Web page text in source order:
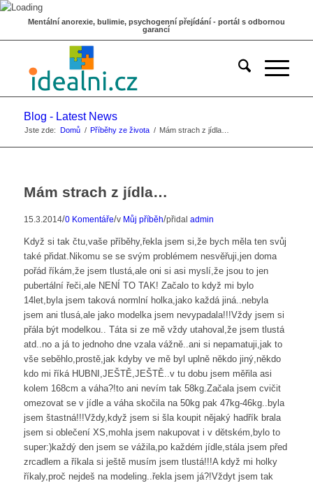
Mentální anorexie, bulimie, psychogenní přejídání - portál s odbornou
garancí
Blog - Latest News
Jste zde: Domů / Příběhy ze života / Mám strach z jídla…
Mám strach z jídla…
15.3.2014/0 Komentáře/v Můj příběh/přidal admin
Když si tak čtu,vaše příběhy,řekla jsem si,že bych měla ten svůj
také přidat.Nikomu se se svým problémem nesvěřuji,jen doma
pořád říkám,že jsem tlustá,ale oni si asi myslí,že jsou to jen
pubertální řeči,ale NENÍ TO TAK! Začalo to když mi bylo
14let,byla jsem taková normlní holka,jako každá jiná..nebyla
jsem ani tlusá,ale jako modelka jsem nevypadala!!!Vždy jsem si
přála být modelkou.. Táta si ze mě vždy utahoval,že jsem tlustá
atd..no a já to jednoho dne vzala vážně..ani si nepamatuji,jak to
vše seběhlo,prostě,jak kdyby ve mě byl uplně někdo jiný,někdo
kdo mi říká HUBNI,JEŠTĚ,JEŠTĚ..v tu dobu jsem měřila asi
kolem 168cm a váha?!to ani nevím tak 58kg.Začala jsem cvičit
omezovat se v jídle a váha skočila na 50kg pak 47kg-46kg..byla
jsem štastná!!!Vždy,když jsem si šla koupit nějaký hadřík brala
jsem si oblečení XS,mohla jsem nakupovat i v dětském,bylo to
super:)každý den jsem se vážila,po každém jídle,stála jsem před
zrcadlem a říkala si ještě musím jsem tlustá!!!A když mi holky
říkaly,proč nejdeš na modeling..řekla jsem já?!Vždyt jsem tak